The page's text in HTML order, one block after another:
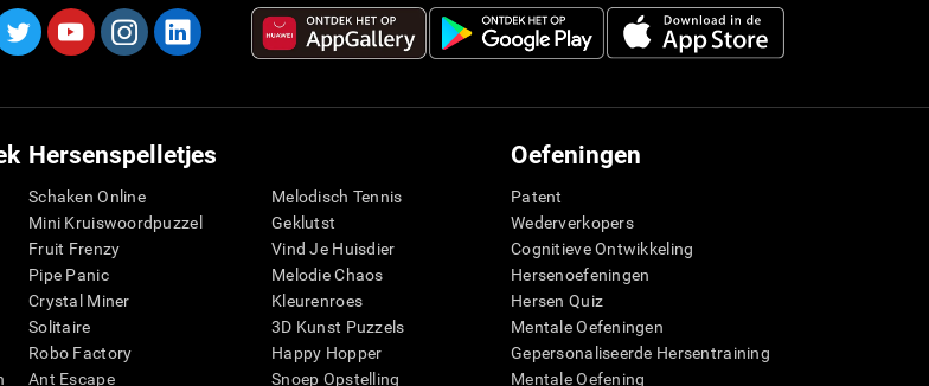
Hersenspelletjes
Schaken Online
Mini Kruiswoordpuzzel
Fruit Frenzy
Pipe Panic
Crystal Miner
Solitaire
Robo Factory
Ant Escape
Melodisch Tennis
Geklutst
Vind Je Huisdier
Melodie Chaos
Kleurenroes
3D Kunst Puzzels
Happy Hopper
Snoep Opstelling
Oefeningen
Patent
Wederverkopers
Cognitieve Ontwikkeling
Hersenoefeningen
Hersen Quiz
Mentale Oefeningen
Gepersonaliseerde Hersentraining
Mentale Oefening